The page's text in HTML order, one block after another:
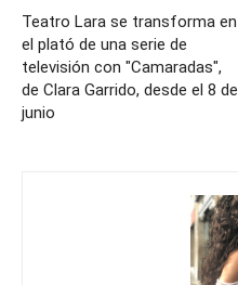
Teatro Lara se transforma en
el plató de una serie de
televisión con "Camaradas",
de Clara Garrido, desde el 8 de
junio